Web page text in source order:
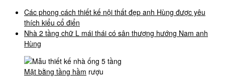
Các phong cách thiết kế nội thất đẹp anh Hùng được yêu
thích kiểu cổ điển
Nhà 2 tầng chữ L mái thái có sân thượng hướng Nam anh
Hùng
Mặt bằng tầng hầm rượu